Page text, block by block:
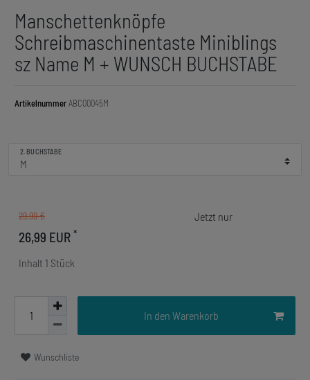
Manschettenknöpfe
Schreibmaschinentaste Miniblings
sz Name M + WUNSCH BUCHSTABE
ArtikelnummerABC00045M
2. BUCHSTABE
29,99 €
26,99 EUR *
Inhalt 1 Stück
In den Warenkorb
Wunschliste